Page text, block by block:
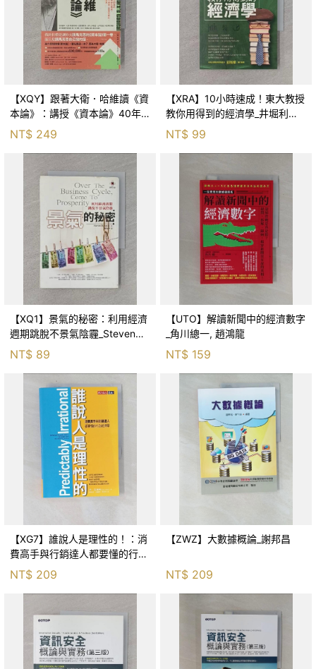
【XQY】跟著大衛．哈維讀《資
本論》：講授《資本論》40年
的世界級馬克思研究權威，帶你
在資本主義病入膏肓的時代，從
頭細讀馬克思_大衛．
NT$ 249
【XRA】10小時速成！東大教授
教你用得到的經濟學_井堀利宏,
陳昭蓉
NT$ 99
【XQ1】景氣的秘密：利用經濟
週期跳脫不景氣陰霾_Steven
NT$ 89
【UTO】解讀新聞中的經濟數字
_角川總一, 趙鴻龍
NT$ 159
【XG7】誰說人是理性的！：消
費高手與行銷達人都要懂的行為
經濟學_丹‧艾瑞利, 周宜芳, 林麗
冠, 郭貞伶
NT$ 209
【ZWZ】大數據概論_謝邦昌
NT$ 209